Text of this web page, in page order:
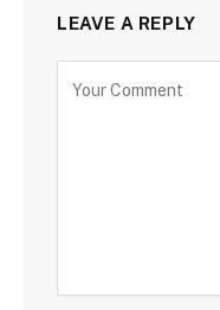
LEAVE A REPLY